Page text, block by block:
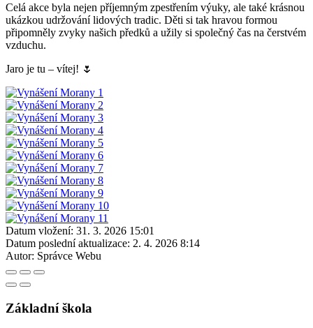
Celá akce byla nejen příjemným zpestřením výuky, ale také krásnou
ukázkou udržování lidových tradic. Děti si tak hravou formou
připomněly zvyky našich předků a užily si společný čas na čerstvém
vzduchu.
Jaro je tu – vítej! 🌷
Datum vložení: 31. 3. 2026 15:01
Datum poslední aktualizace: 2. 4. 2026 8:14
Autor: Správce Webu
Základní škola